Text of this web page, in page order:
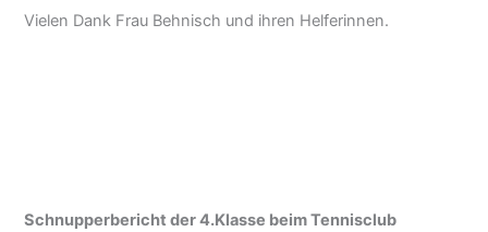
Vielen Dank Frau Behnisch und ihren Helferinnen.
Schnupperbericht der 4.Klasse beim Tennisclub